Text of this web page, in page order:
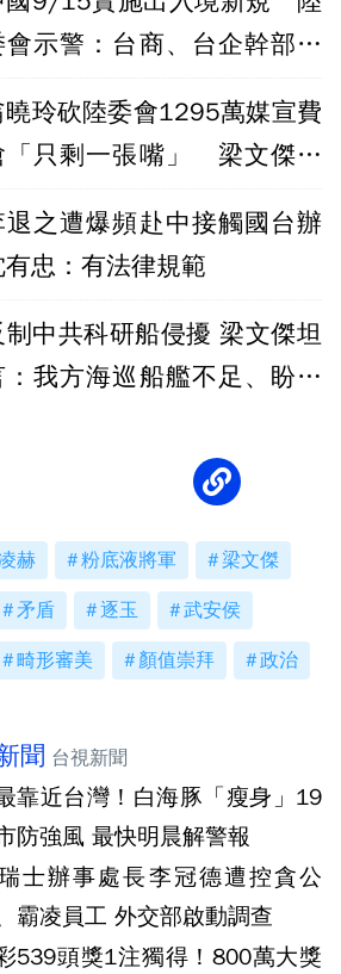
會示警：台商、台企幹部風
曉玲砍陸委會1295萬媒宣費
「只剩一張嘴」 梁文傑：
退之遭爆頻赴中接觸國台辦
有忠：有法律規範
制中共科研船侵擾 梁文傑坦
：我方海巡船艦不足、盼支
赫 粉底液將軍 梁文傑
矛盾 逐玉 武安侯
畸形審美 顏值崇拜 政治
聞 台視新聞
靠近台灣！白海豚「瘦身」19
防強風 最快明晨解警報
士辦事處長李冠德遭控貪公
霸凌員工 外交部啟動調查
539頭獎1注獨得！800萬大獎